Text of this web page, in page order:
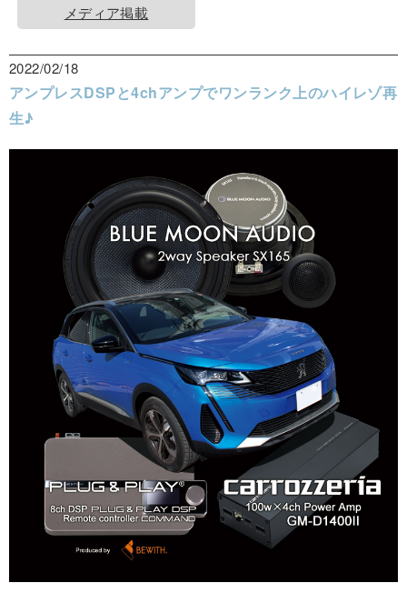
メディア掲載
2022/02/18
アンプレスDSPと4chアンプでワンランク上のハイレゾ再
生♪